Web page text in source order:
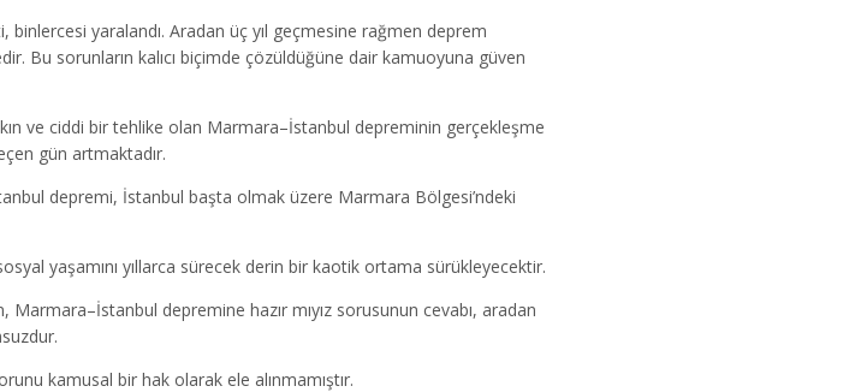
binlercesi yaralandı. Aradan üç yıl geçmesine rağmen deprem
Bu sorunların kalıcı biçimde çözüldüğüne dair kamuoyuna güven
ve ciddi bir tehlike olan Marmara–İstanbul depreminin gerçekleşme
gün artmaktadır.
depremi, İstanbul başta olmak üzere Marmara Bölgesi’ndeki
yaşamını yıllarca sürecek derin bir kaotik ortama sürükleyecektir.
depremine hazır mıyız sorusunun cevabı, aradan
kamusal bir hak olarak ele alınmamıştır.